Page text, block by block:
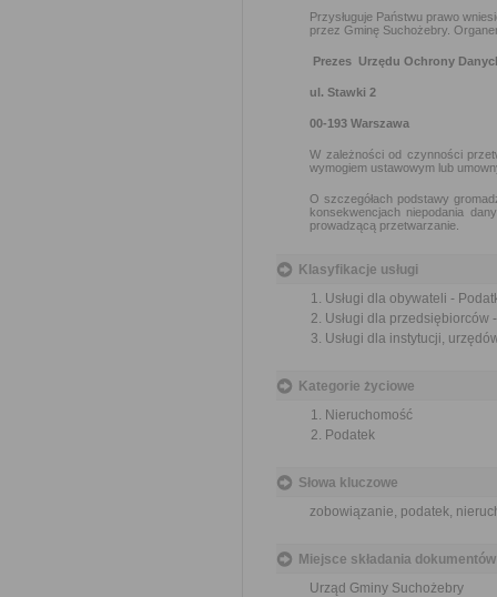
Przysługuje Państwu prawo
przez Gminę Suchożebry.
Prezes Urzędu Ochrony
ul. Stawki 2
00-193 Warszawa
W zależności od czynności
wymogiem ustawowym lub
O szczegółach podstawy
konsekwencjach niepodania
prowadzącą przetwarzanie.
Klasyfikacje usługi
Usługi dla obywateli -
Usługi dla przedsiębiorców
Usługi dla instytucji,
Kategorie życiowe
Nieruchomość
Podatek
Słowa kluczowe
zobowiązanie, podatek,
Miejsce składania dokumentów
Urząd Gminy Suchożebry